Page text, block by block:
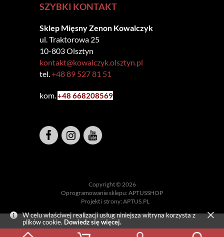
SZYBKI KONTAKT
Sklep Mięsny Zenon Kowalczyk
ul. Traktorowa 25
10-803 Olsztyn
kontakt@kowalczyk.olsztyn.pl
tel. +48 89 527 81 51
kom.+48 668208569
Copyright © 2026
Oprogramowanie sklepu: APTUSSHOP
Projekt i strony: APTUS.PL
W celu właściwej realizacji usług niniejsza witryna korzysta z
plików cookie. Dowiedz się więcej.